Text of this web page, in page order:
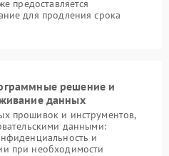
предоставляется
для продления срока
решение и
данных
прошивок и инструментов,
данными:
и
при необходимости